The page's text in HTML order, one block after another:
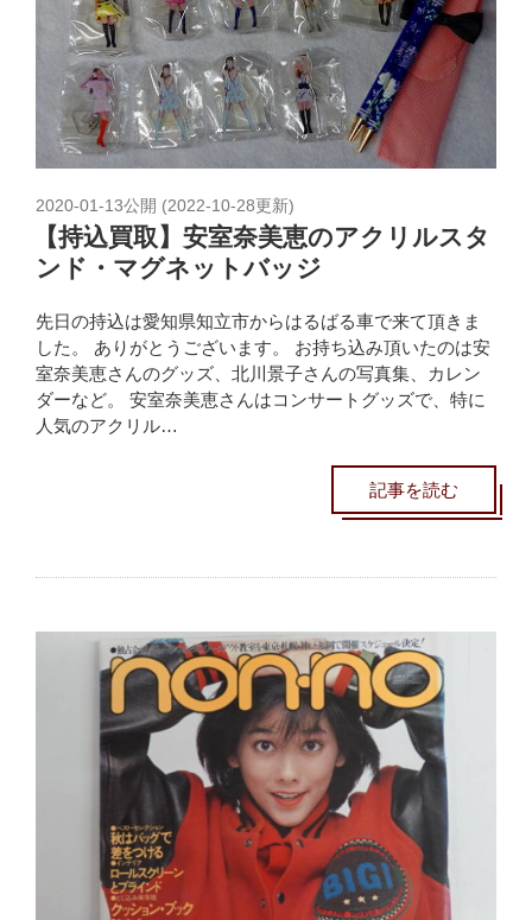
2020-01-13公開 (2022-10-28更新)
【持込買取】安室奈美恵のアクリルスタ
ンド・マグネットバッジ
先日の持込は愛知県知立市からはるばる車で来て頂きま
した。 ありがとうございます。 お持ち込み頂いたのは安
室奈美恵さんのグッズ、北川景子さんの写真集、カレン
ダーなど。 安室奈美恵さんはコンサートグッズで、特に
人気のアクリル…
記事を読む